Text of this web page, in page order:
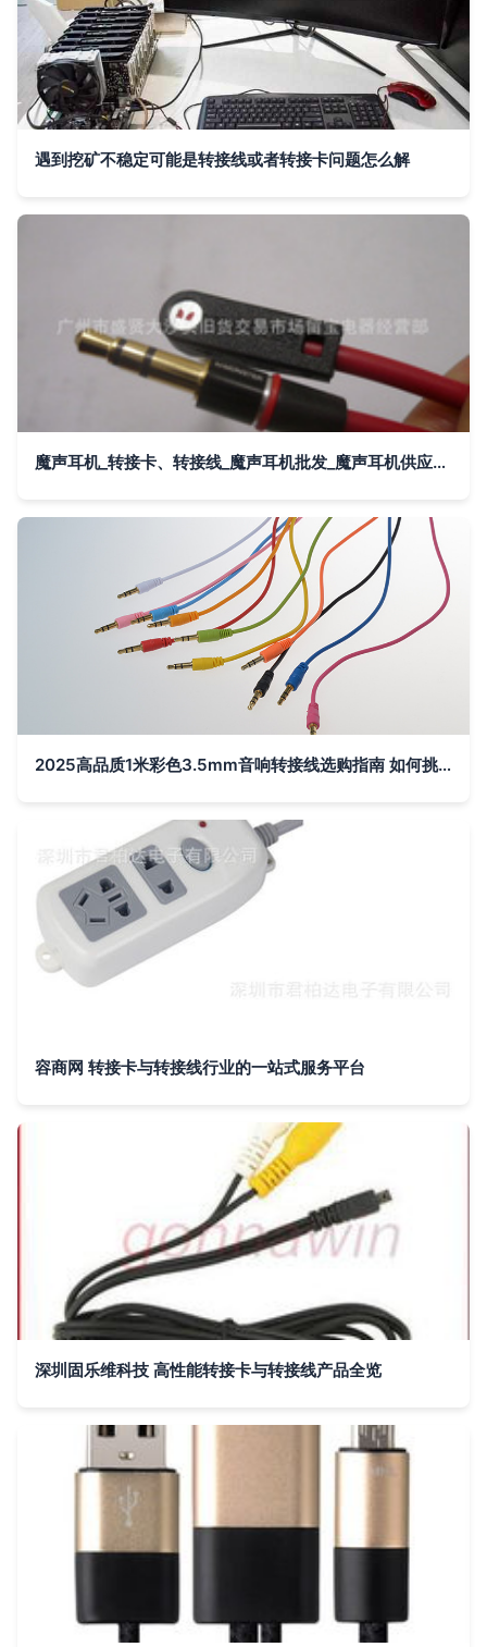
遇到挖矿不稳定可能是转接线或者转接卡问题怎么解
魔声耳机_转接卡、转接线_魔声耳机批发_魔声耳机供应_阿里巴巴
2025高品质1米彩色3.5mm音响转接线选购指南 如何挑选合适磨砂AUX线
容商网 转接卡与转接线行业的一站式服务平台
深圳固乐维科技 高性能转接卡与转接线产品全览